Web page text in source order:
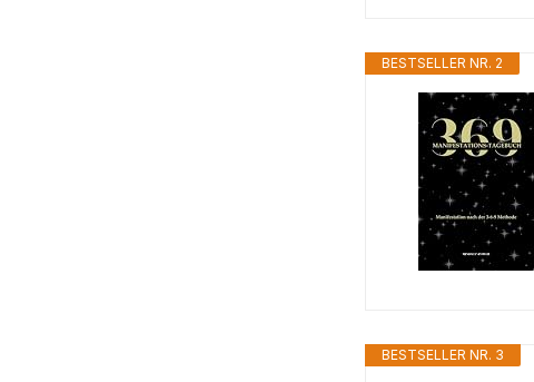
BESTSELLER NR. 2
BESTSELLER NR. 3